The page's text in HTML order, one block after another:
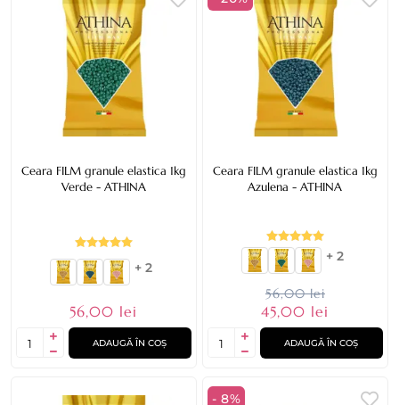
Ceara FILM granule elastica 1kg
Verde - ATHINA
+ 2
56,00 lei
ADAUGĂ ÎN COȘ
Ceara FILM granule elastica 1kg
Azulena - ATHINA
+ 2
56,00 lei
45,00 lei
ADAUGĂ ÎN COȘ
- 8%